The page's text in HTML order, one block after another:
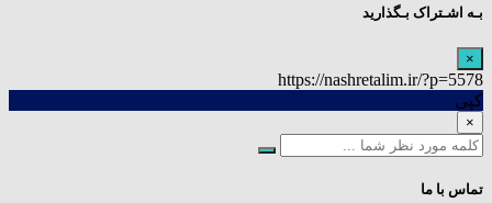
بـه اشـتراک بـگذارید
×
https://nashretalim.ir/?p=5578
کپی
×
تماس با ما